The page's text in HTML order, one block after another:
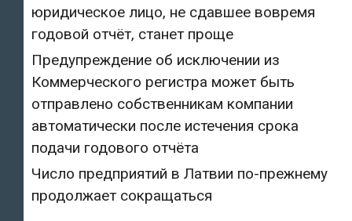
юридическое лицо, не сдавшее вовремя
годовой отчёт, станет проще
Предупреждение об исключении из
Коммерческого регистра может быть
отправлено собственникам компании
автоматически после истечения срока
подачи годового отчёта
Число предприятий в Латвии по-прежнему
продолжает сокращаться